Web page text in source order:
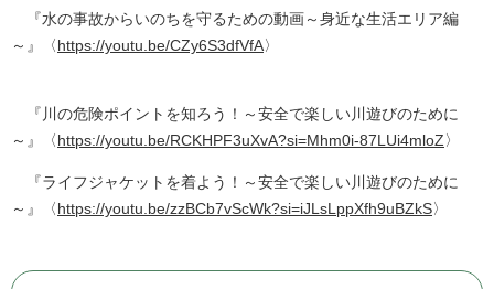
『水の事故からいのちを守るための動画～身近な生活エリア編
～』〈​https://youtu.be/CZy6S3dfVfA〉
『川の危険ポイントを知ろう！～安全で楽しい川遊びのために
～』​〈https://youtu.be/RCKHPF3uXvA?si=Mhm0i-87LUi4mloZ〉
『ライフジャケットを着よう！～安全で楽しい川遊びのために
～』〈https://youtu.be/zzBCb7vScWk?si=iJLsLppXfh9uBZkS〉